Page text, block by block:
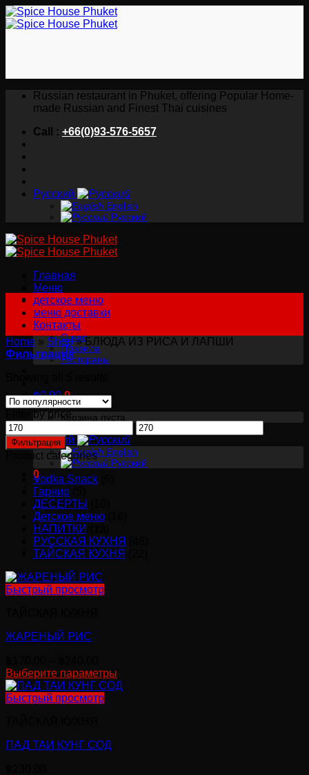
Skip
to
Russian restaurant in Phuket, offering Popular Home-
made Russian and Finest Thai cuisines
Call : +66(0)93-576-5657
Русский
English
Русский
Главная
Меню
детское меню
меню доставки
Контакты
О нас
Правила
Рестораны
฿0.00 0
Корзина пуста.
Русский
English
Русский
0
Корзина
Корзина пуста.
Home » Shop »БЛЮДА ИЗ РИСА И ЛАПШИ
Фильтрация
Filter by price
Минимальная
цена
Максимальная
Фильтрация
Product categories
Vodka Snack
Гарнир
ДЕСЕРТЫ
Детское меню
НАПИТКИ
РУССКАЯ КУХНЯ
ТАЙСКАЯ КУХНЯ
Быстрый просмотр
ЖАРЕНЫЙ РИС
цен:
฿170.00
–
Выберите параметры
Этот
товар
Опции
Быстрый просмотр
ПАД ТАИ КУНГ СОД